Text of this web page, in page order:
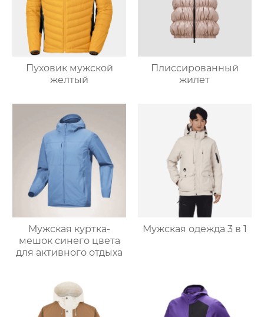
Пуховик мужской
желтый
Плиссированный
жилет
Мужская куртка-
мешок синего цвета
для активного отдыха
Мужская одежда 3 в 1